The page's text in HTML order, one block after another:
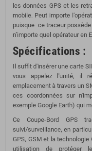
les données GPS et les
mobile. Peut importe
puisque ce traceur possède
n’importe quel opérateur en
Spécifications :
Il suffit d'insérer une carte
vous appelez l'unité, il
emplacement à travers un
ces coordonnées sur
exemple Google Earth) qui
Ce Coupe-Bord GPS
suivi/surveillance, en
GPS, GSM et la
utilisation de protéger